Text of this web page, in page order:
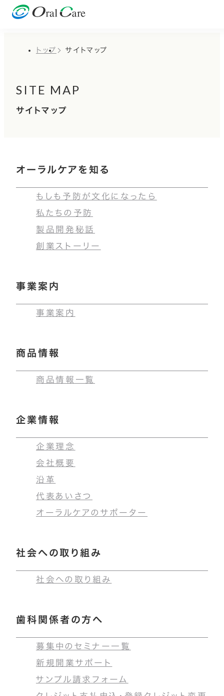
トップ サイトマップ
SITE MAP
サイトマップ
オーラルケアを知る
もしも予防が文化になったら
私たちの予防
製品開発秘話
創業ストーリー
事業案内
事業案内
商品情報
商品情報一覧
企業情報
企業理念
会社概要
沿革
代表あいさつ
オーラルケアのサポーター
社会への取り組み
社会への取り組み
歯科関係者の方へ
募集中のセミナー一覧
新規開業サポート
サンプル請求フォーム